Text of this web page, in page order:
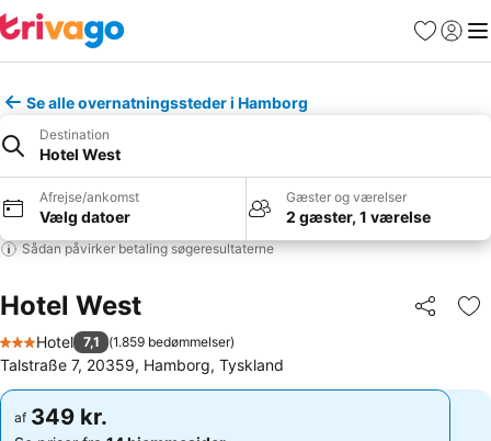
Favoritter
Log ind
Se alle overnatningssteder i Hamborg
Destination
Hotel West
Afrejse/ankomst
Vælg datoer
Gæster og værelser
2 gæster, 1 værelse
Sådan påvirker betaling søgeresultaterne
Hotel West Del
3 Stjerner
Hotel 7,1 (1.859 bedømmelser)
Talstraße 7, 20359, Hamborg, Tyskland
af 349 kr.
af 349 kr.